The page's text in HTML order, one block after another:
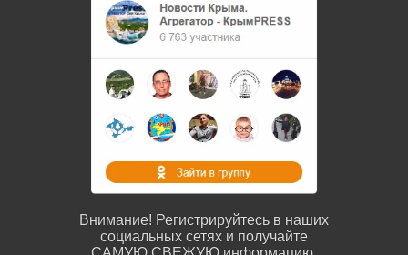
Внимание! Регистрируйтесь в наших
социальных сетях и получайте